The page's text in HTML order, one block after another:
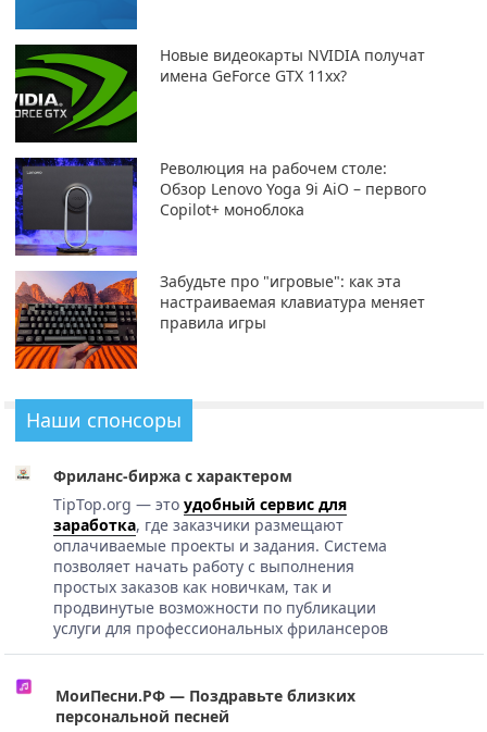
Новые видеокарты NVIDIA получат
имена GeForce GTX 11xx?
Революция на рабочем столе:
Обзор Lenovo Yoga 9i AiO – первого
Copilot+ моноблока
Забудьте про "игровые": как эта
настраиваемая клавиатура меняет
правила игры
Наши спонсоры
Фриланс-биржа с характером
TipTop.org — это удобный сервис для
заработка, где заказчики размещают
оплачиваемые проекты и задания. Система
позволяет начать работу с выполнения
простых заказов как новичкам, так и
продвинутые возможности по публикации
услуги для профессиональных фрилансеров
МоиПесни.РФ — Поздравьте близких
персональной песней